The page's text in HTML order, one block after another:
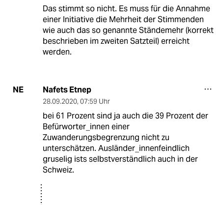
Das stimmt so nicht. Es muss für die Annahme
einer Initiative die Mehrheit der Stimmenden
wie auch das so genannte Ständemehr (korrekt
beschrieben im zweiten Satzteil) erreicht
werden.
NE Nafets Etnep
28.09.2020, 07:59 Uhr
bei 61 Prozent sind ja auch die 39 Prozent der
Befürworter_innen einer
Zuwanderungsbegrenzung nicht zu
unterschätzen. Ausländer_innenfeindlich
gruselig ists selbstverständlich auch in der
Schweiz.